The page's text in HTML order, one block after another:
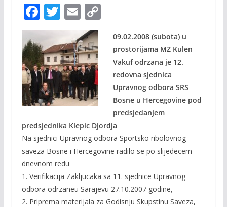
F
ac
e
b
o
o
k
T
w
itt
er
E
m
ai
l
C
09.02.2008 (subota) u
prostorijama MZ Kulen
Vakuf odrzana je 12.
redovna sjednica
Upravnog odbora SRS
Bosne u Hercegovine pod
predsjedanjem
predsjednika Klepic Djordja
Na sjednici Upravnog odbora Sportsko ribolovnog
saveza Bosne i Hercegovine radilo se po slijedecem
dnevnom redu
1. Verifikacija Zakljucaka sa 11. sjednice Upravnog
odbora odrzaneu Sarajevu 27.10.2007 godine,
2. Priprema materijala za Godisnju Skupstinu Saveza,